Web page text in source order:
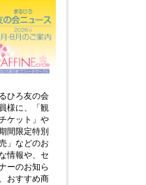
ひろ友の会
様に、「観
ケット」や
期間限定特別
」などのお
情報や、セ
ーのお知ら
おすすめ商